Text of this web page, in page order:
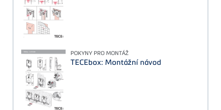
POKYNY PRO MONTÁŽ
TECEbox: Montážní návod